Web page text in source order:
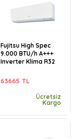
Fujitsu High Spec
9.000 BTU/h A+++
Inverter Klima R32
63665 TL
Ücretsiz
Kargo